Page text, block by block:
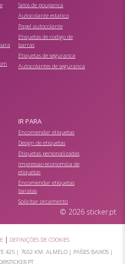
Selos de poupanca
Autocolante estatico
Papel autocolante
Etiquetas de codigo de
barras
Etiquetas de seguranca
Autocolantes de seguranca
IR PARA
Encomendar etiquetas
Design de etiquetas
Etiquetas personalizadas
Impressao economica de
etiquetas
Encomendar etiquetas
baratas
Solicitar orcamento
© 2026 sticker.pt
| DEFINIÇÕES DE COOKIES
425| 7602 KM ALMELO| PAÍSES BAIXOS |